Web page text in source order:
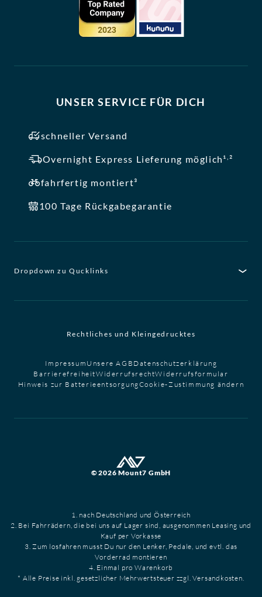
UNSER SERVICE FÜR DICH
schneller Versand
Overnight Express Lieferung möglich¹,²
fahrfertig montiert³
100 Tage Rückgabegarantie
Dropdown zu Qucklinks
Rechtliches und Kleingedrucktes
Impressum Unsere AGB Datenschutzerklärung
BarrierefreiheitWiderrufsrechtWiderrufsformular
Hinweis zur BatterieentsorgungCookie-Zustimmung ändern
© 2026 Mount7 GmbH
1. nach Deutschland und Österreich
2. Bei Fahrrädern, die bei uns auf Lager sind, ausgenommen Leasing und
Kauf per Vorkasse
3. Zum losfahren musst Du nur den Lenker, Pedale, und evtl. das
Vorderrad montieren
4. Einmal pro Warenkorb
* Alle Preise inkl. gesetzlicher Mehrwertsteuer zzgl. Versandkosten.